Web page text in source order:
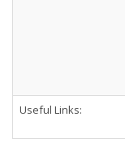
Useful Links: